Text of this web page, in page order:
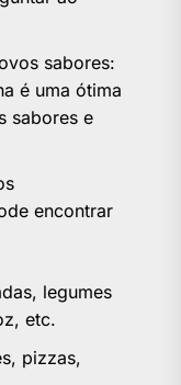
sabores:
é uma ótima
sabores e
encontrar
legumes
etc.
pizzas,